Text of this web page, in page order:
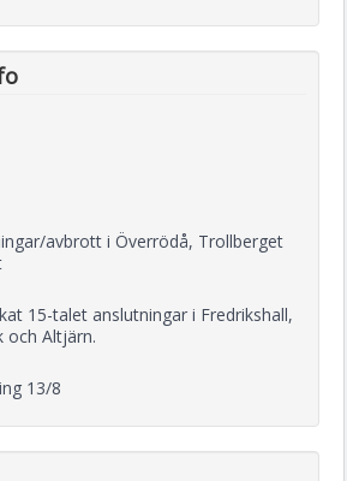
avbrott i Överrödå, Trollberget
15-talet anslutningar i Fredrikshall,
och Altjärn.
13/8